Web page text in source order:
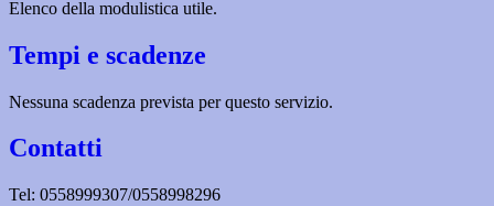
Elenco della modulistica utile.
Tempi e scadenze
Nessuna scadenza prevista per questo servizio.
Contatti
Tel: 0558999307/0558998296